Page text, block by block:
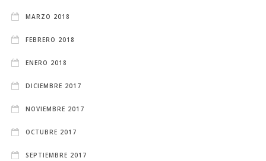
MARZO 2018
FEBRERO 2018
ENERO 2018
DICIEMBRE 2017
NOVIEMBRE 2017
OCTUBRE 2017
SEPTIEMBRE 2017